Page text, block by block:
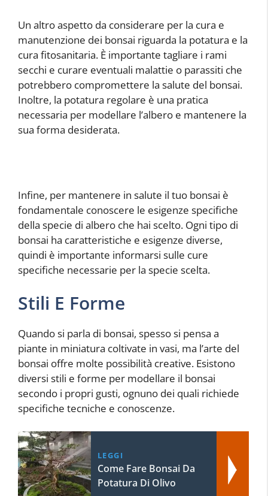
Un altro aspetto da considerare per la cura e
manutenzione dei bonsai riguarda la potatura e la
cura fitosanitaria. È importante tagliare i rami
secchi e curare eventuali malattie o parassiti che
potrebbero compromettere la salute del bonsai.
Inoltre, la potatura regolare è una pratica
necessaria per modellare l’albero e mantenere la
sua forma desiderata.
Infine, per mantenere in salute il tuo bonsai è
fondamentale conoscere le esigenze specifiche
della specie di albero che hai scelto. Ogni tipo di
bonsai ha caratteristiche e esigenze diverse,
quindi è importante informarsi sulle cure
specifiche necessarie per la specie scelta.
Stili E Forme
Quando si parla di bonsai, spesso si pensa a
piante in miniatura coltivate in vasi, ma l’arte del
bonsai offre molte possibilità creative. Esistono
diversi stili e forme per modellare il bonsai
secondo i propri gusti, ognuno dei quali richiede
specifiche tecniche e conoscenze.
LEGGI
Come Fare Bonsai Da
Potatura Di Olivo